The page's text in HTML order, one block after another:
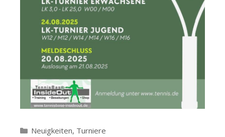
Kategorien
Neuigkeiten, Turniere